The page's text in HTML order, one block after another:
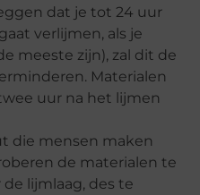
dat je tot 24 uur
verlijmen, als je
meeste zijn), zal dit de
Materialen
uur na het lijmen
die mensen maken
de materialen te
lijmlaag, des te